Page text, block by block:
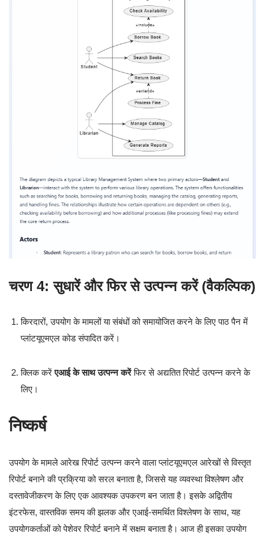
चरण 4: सुधारें और फिर से उत्पन्न करें (वैकल्पिक)
किरदारों, उपयोग के मामलों या संबंधों को समायोजित करने के लिए पाठ पैन में
प्लांटयूएमएल कोड संपादित करें।
क्लिक करेंएआई के साथ उत्पन्न करेंफिर से अद्यतित रिपोर्ट उत्पन्न करने के
लिए।
निष्कर्ष
उपयोग के मामले आरेख रिपोर्ट उत्पन्न करने वाला प्लांटयूएमएल आरेखों से विस्तृत
रिपोर्ट बनाने की प्रक्रिया को सरल बनाता है, जिससे यह व्यवस्था विश्लेषण और
दस्तावेजीकरण के लिए एक आवश्यक उपकरण बन जाता है। इसके अद्वितीय
इंटरफेस, वास्तविक समय की झलक और एआई-समर्थित विश्लेषण के साथ, यह
उपयोगकर्ताओं को पेशेवर रिपोर्ट बनाने में सक्षम बनाता है। आज ही इसका उपयोग